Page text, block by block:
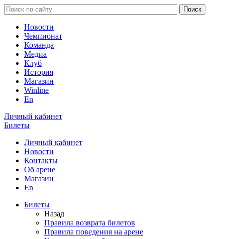
Новости
Чемпионат
Команда
Медиа
Клуб
История
Магазин
Winline
En
Личный кабинет
Билеты
Личный кабинет
Новости
Контакты
Об арене
Магазин
En
Билеты
Назад
Правила возврата билетов
Правила поведения на арене